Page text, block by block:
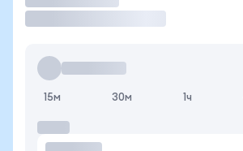
15м 30м 1ч